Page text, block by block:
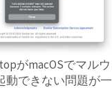
がmacOSでマルウ
動できない問題が一